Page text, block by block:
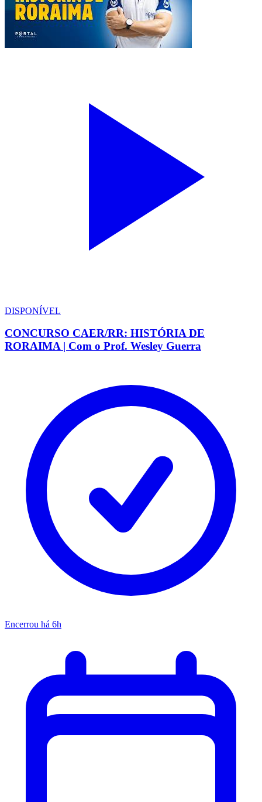
DISPONÍVEL
CONCURSO CAER/RR: HISTÓRIA DE
RORAIMA | Com o Prof. Wesley Guerra
Encerrou há 6h